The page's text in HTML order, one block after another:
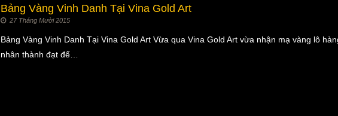
Bảng Vàng Vinh Danh Tại Vina Gold Art
27 Tháng Mười 2015
Bảng Vàng Vinh Danh Tại Vina Gold Art Vừa qua Vina Gold Art vừa nhận mạ vàng lô
nhân thành đạt để…